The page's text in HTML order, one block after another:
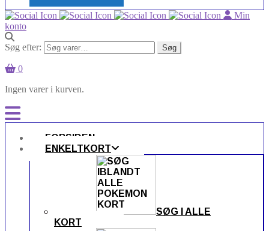
Min
konto
Søg efter: Søg
0
Ingen varer i kurven.
FORSIDEN
ENKELTKORT
SØG I ALLE
KORT